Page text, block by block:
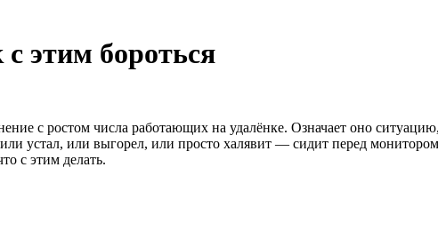
этим бороться
с ростом числа работающих на удалёнке. Означает оно ситуацию,
устал, или выгорел, или просто халявит — сидит перед
с этим делать.